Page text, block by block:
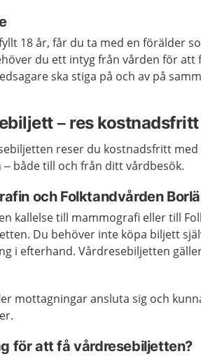
18 år, får du ta med en förälder
du ett intyg från vården för att
ska stiga på och av på
– res
reser du kostnadsfritt
– både till och från ditt vårdbesök.
och Folktandvården
kallelse till mammografi eller till
Du behöver inte köpa biljett
i efterhand. Vårdresebiljetten
mottagningar ansluta sig och
för att få vårdresebiljetten?